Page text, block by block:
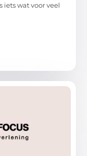
wat voor veel